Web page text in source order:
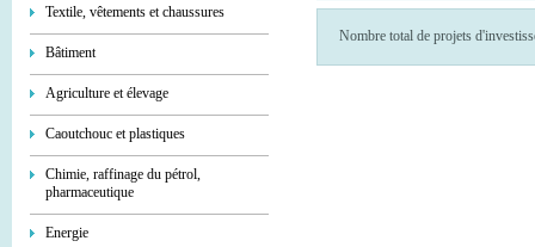
Textile, vêtements et chaussures
Bâtiment
Agriculture et élevage
Caoutchouc et plastiques
Chimie, raffinage du pétrol,
pharmaceutique
Energie
Nombre total de projets